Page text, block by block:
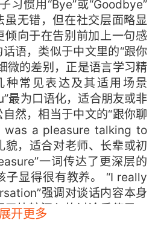
习惯用“Bye”或“Goodbye”
虽无错，但在社交层面略显
倾向于在告别前加上一句感
语，类似于中文里的“跟你
微的差别，正是语言学习精
种常见表达及其适用场景
最为口语化，适合朋友或非
然，相当于中文的“跟你聊
was a pleasure talking to
貌，适合对老师、长辈或初
一词传达了更深层的
子显得很有教养。 “I really
强调对谈话内容本身
比较深入的讨论后使用，
想深度。 “It was great
展开更多